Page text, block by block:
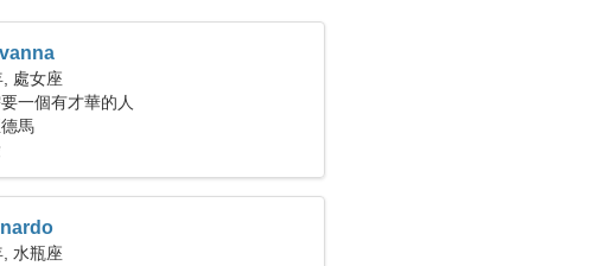
處女座
一個有才華的人
馬
水瓶座